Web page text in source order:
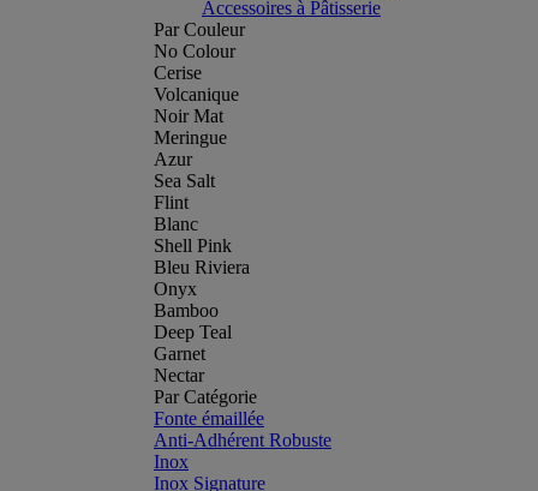
Accessoires à Pâtisserie
Par Couleur
No Colour
Cerise
Volcanique
Noir Mat
Meringue
Azur
Sea Salt
Flint
Blanc
Shell Pink
Bleu Riviera
Onyx
Bamboo
Deep Teal
Garnet
Nectar
Par Catégorie
Fonte émaillée
Anti-Adhérent Robuste
Inox
Inox Signature